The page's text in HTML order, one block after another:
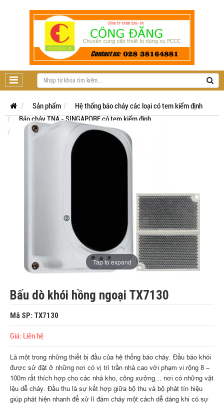
Sản phẩm
Hệ thống báo cháy các loại có tem kiểm định
Báo cháy TNA - SINGAPORE có tem kiểm định
Hệ địa chỉ TNA TX7 có tem kiểm định
Tap to expand
Bấu dò khói hồng ngoại TX7130
Mã SP: TX7130
Giá: Liên hệ
Là một trong những thiết bị đầu của hệ thống báo cháy. Đầu báo khói
được sử đặt ở những nơi có vị trí trần nhà cao với phạm vi rộng 8 –
100m rất thích hợp cho các nhà kho, công xưởng… nơi có những vật
lệu dễ cháy. Đầu thu là sự kết hợp giữa bộ thu và bộ phát tín hiệu
giúp phát hiện nhanh để xử lí đám cháy một cách dễ dàng khi có sự